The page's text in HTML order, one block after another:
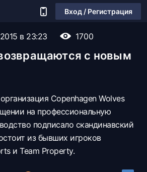
Вход / Регистрация
в 23:23 1700
с новым
Copenhagen Wolves
на профессиональную
подписало скандинавский
из бывших игроков
и Team Property.